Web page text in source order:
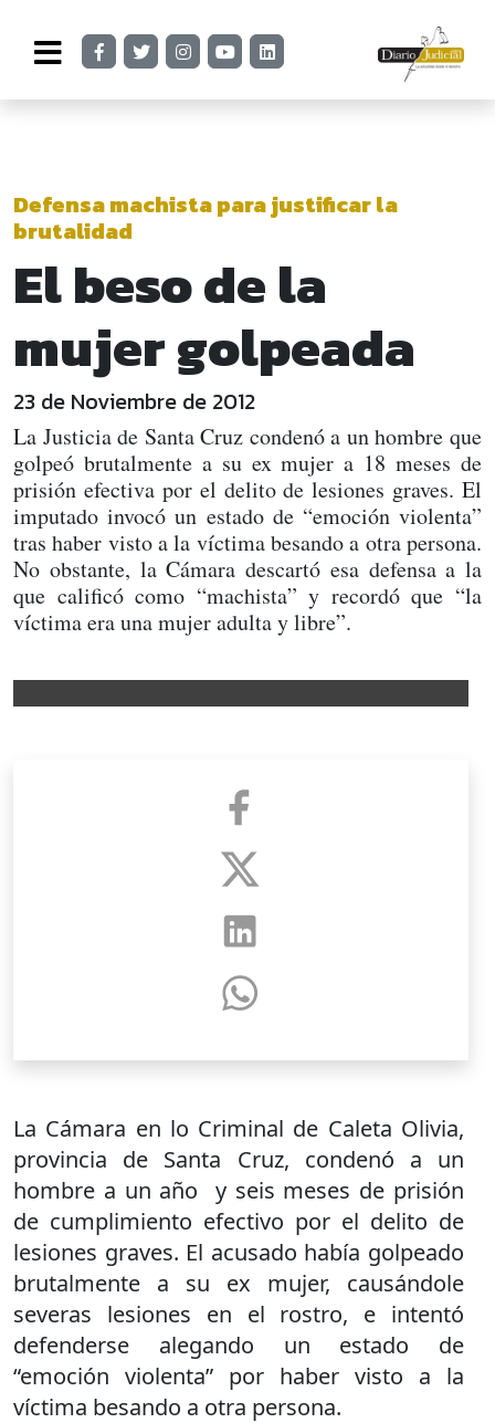
Defensa machista para justificar la
brutalidad
El beso de la
mujer golpeada
23 de Noviembre de 2012
La Justicia de Santa Cruz condenó a un hombre que
golpeó brutalmente a su ex mujer a 18 meses de
prisión efectiva por el delito de lesiones graves. El
imputado invocó un estado de “emoción violenta”
tras haber visto a la víctima besando a otra persona.
No obstante, la Cámara descartó esa defensa a la
que calificó como “machista” y recordó que “la
víctima era una mujer adulta y libre”.
La Cámara en lo Criminal de Caleta Olivia,
provincia de Santa Cruz, condenó a un
hombre a un año y seis meses de prisión
de cumplimiento efectivo por el delito de
lesiones graves. El acusado había golpeado
brutalmente a su ex mujer, causándole
severas lesiones en el rostro, e intentó
defenderse alegando un estado de
“emoción violenta” por haber visto a la
víctima besando a otra persona.